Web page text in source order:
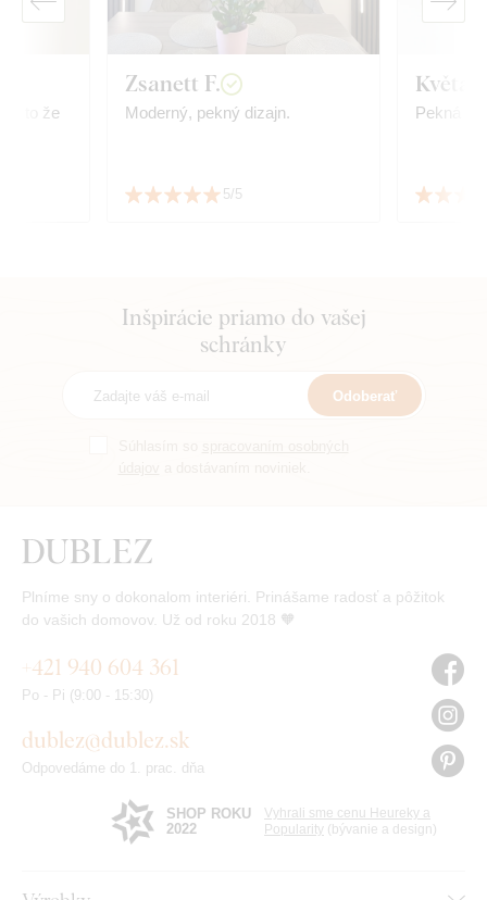
a to že
Zsanett F.
Moderný, pekný dizajn.
5/5
Květa
Pekná
Inšpirácie priamo do vašej
schránky
Odoberať
Plníme sny o dokonalom interiéri. Prinášame radosť a pôžitok
do vašich domovov. Už od roku 2018 🧡
+421 940 604 361
Po - Pi (9:00 - 15:30)
dublez@dublez.sk
Odpovedáme do 1. prac. dňa
SHOP ROKU
2022
Vyhrali sme cenu Heureky a
Popularity (bývanie a design)